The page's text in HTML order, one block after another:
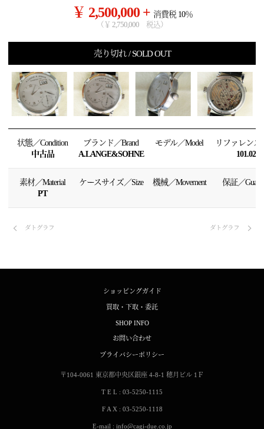
￥ 2,500,000 + 消費税 10％
（￥ 2,750,000 税込）
売り切れ / SOLD OUT
状態／Condition
中古品
ブランド／Brand
A.LANGE&SOHNE
モデル／Model
リファレンス
101.025
素材／Material
PT
ケースサイズ／Size 機械／Movement 保証／
ダトグラフ ダトグラフ
ショッピングガイド
買取・下取・委託
SHOP INFO
お問い合わせ
プライバシーポリシー
〒104-0061 東京都中央区銀座 4-8-1 穂月ビル 1Ｆ
T E L : 03-5250-1115
F A X : 03-5250-1118
E-mail : info@cagi-due.co.jp